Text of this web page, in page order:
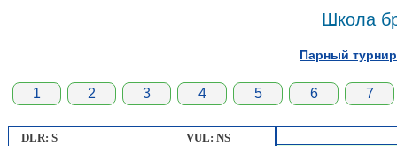
Школа
Парный
1 2 3 4 5 6 7
DLR: S
VUL: NS